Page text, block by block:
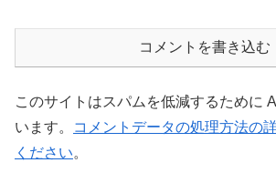
コメントを書き込む
このサイトはスパムを低減するために
います。
コメントデータの処理方法の
ください。